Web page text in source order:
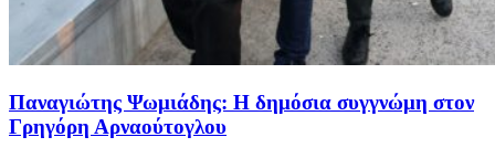
Παναγιώτης Ψωμιάδης: Η δημόσια συγγνώμη στον
Γρηγόρη Αρναούτογλου